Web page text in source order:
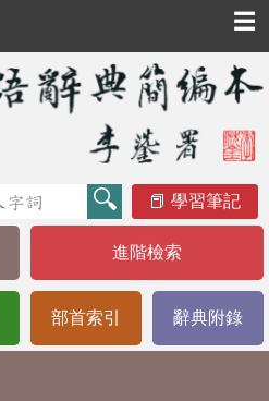
☰
學習筆記
進階檢索
部首索引 辭典附錄